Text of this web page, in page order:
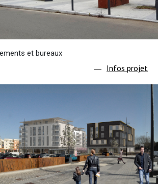
et bureaux
Infos projet